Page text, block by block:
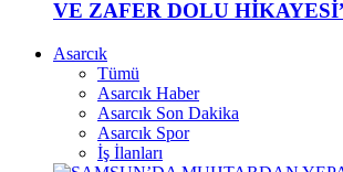
VE ZAFER DOLU
Asarcık
Tümü
Asarcık Haber
Asarcık Son Dakika
Asarcık Spor
İş İlanları